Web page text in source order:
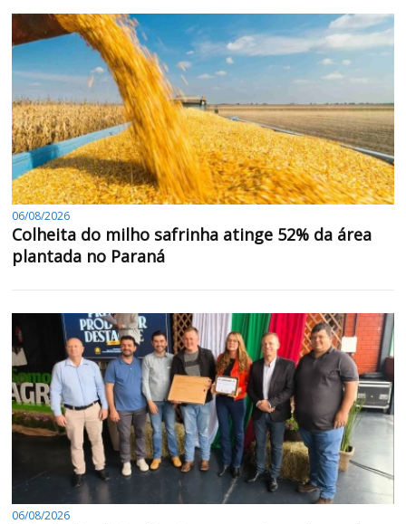
06/08/2026
Colheita do milho safrinha atinge 52% da área
plantada no Paraná
06/08/2026